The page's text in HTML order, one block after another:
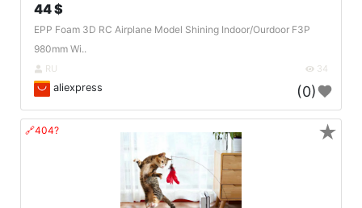
44 $
EPP Foam 3D RC Airplane Model Shining Indoor/Ourdoor F3P
980mm Wi..
RU 34
aliexpress (0)
🔗404? ★